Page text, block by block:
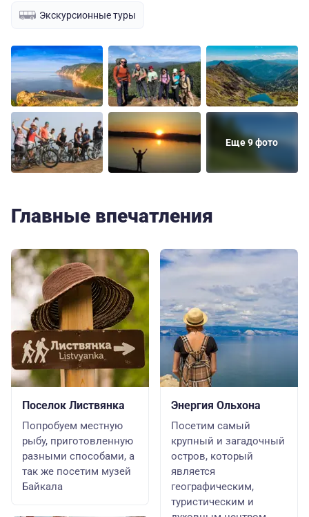
Экскурсионные туры
Еще 9 фото
Главные впечатления
Поселок Листвянка
Попробуем местную
рыбу, приготовленную
разными способами, а
так же посетим музей
Байкала
Энергия Ольхона
Посетим самый
крупный и загадочный
остров, который
является
географическим,
туристическим и